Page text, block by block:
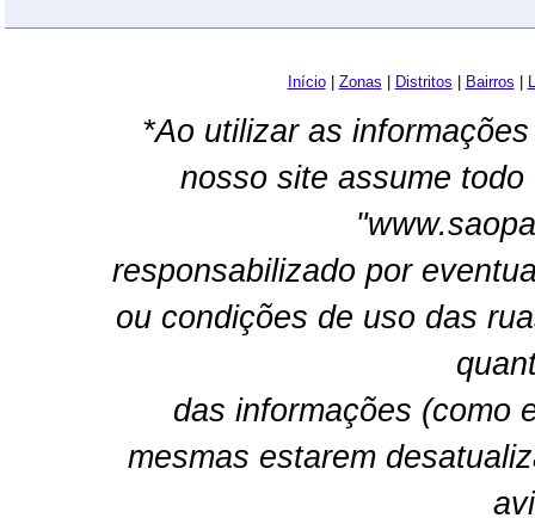
Início| Zonas Distritos Bairros
*Ao utilizar as
nosso site assume
responsabilizado por
ou condições de uso das
das informações (como
mesmas estarem